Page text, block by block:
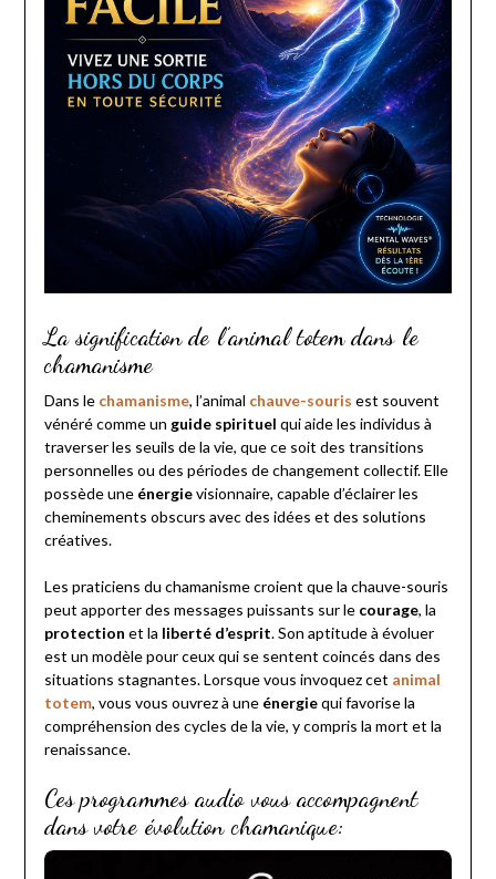
La signification de l’animal totem dans le
chamanisme
Dans le chamanisme, l’animal chauve-souris est souvent
vénéré comme un guide spirituel qui aide les individus à
traverser les seuils de la vie, que ce soit des transitions
personnelles ou des périodes de changement collectif. Elle
possède une énergievisionnaire, capable d’éclairer les
cheminements obscurs avec des idées et des solutions
créatives.
Les praticiens du chamanisme croient que la chauve-souris
peut apporter des messages puissants sur le courage, la
protection et la liberté d’esprit. Son aptitude à évoluer
est un modèle pour ceux qui se sentent coincés dans des
situations stagnantes. Lorsque vous invoquez cet animal
totem, vous vous ouvrez à une énergiequi favorise la
compréhension des cycles de la vie, y compris la mort et la
renaissance.
Ces programmes audio vous accompagnent
dans votre évolution chamanique: